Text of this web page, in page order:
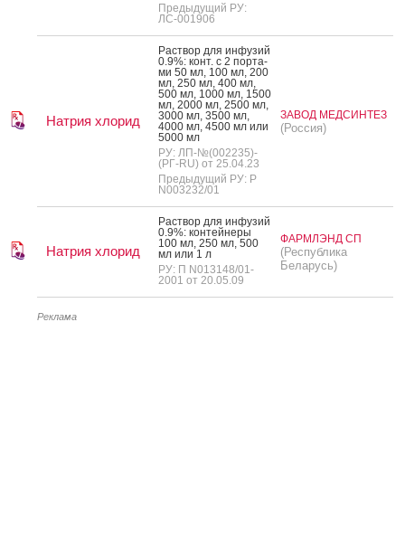
Предыдущий РУ:
ЛС-001906
Натрия хлорид
Рас­твор для ин­фу­зий
0.9%: конт. с 2 пор­та­
ми 50 мл, 100 мл, 200
мл, 250 мл, 400 мл,
500 мл, 1000 мл, 1500
мл, 2000 мл, 2500 мл,
3000 мл, 3500 мл,
4000 мл, 4500 мл или
5000 мл
РУ: ЛП-№(002235)-
(РГ-RU) от 25.04.23
Предыдущий РУ: Р
N003232/01
ЗАВОД МЕДСИНТЕЗ
(Россия)
Натрия хлорид
Рас­твор для ин­фу­зий
0.9%: кон­тей­не­ры
100 мл, 250 мл, 500
мл или 1 л
РУ: П N013148/01-
2001 от 20.05.09
ФАРМЛЭНД СП
(Республика
Беларусь)
Реклама